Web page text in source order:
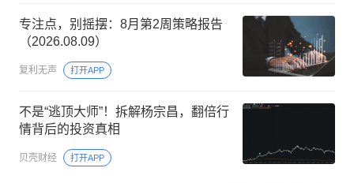
专注点，别摇摆：8月第2周策略报告
（2026.08.09）
复利无声 打开APP
不是“逃顶大师”！拆解杨宗昌，翻倍行
情背后的投资真相
贝壳财经 打开APP